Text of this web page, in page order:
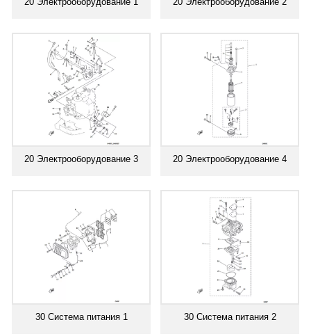
20 Электрооборудование 3 20 Электрооборудование 4
30 Система питания 1 30 Система питания 2